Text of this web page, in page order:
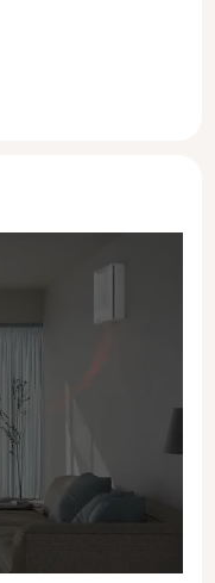
и дополнительного
помещений до 30 м²
при выключении,